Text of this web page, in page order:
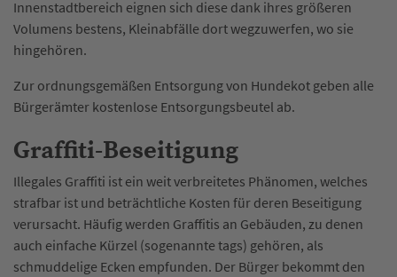
Innenstadtbereich eignen sich diese dank ihres größeren
Volumens bestens, Kleinabfälle dort wegzuwerfen, wo sie
hingehören.
Zur ordnungsgemäßen Entsorgung von Hundekot geben alle
Bürgerämter kostenlose Entsorgungsbeutel ab.
Graffiti-Beseitigung
Illegales Graffiti ist ein weit verbreitetes Phänomen, welches
strafbar ist und beträchtliche Kosten für deren Beseitigung
verursacht. Häufig werden Graffitis an Gebäuden, zu denen
auch einfache Kürzel (sogenannte tags) gehören, als
schmuddelige Ecken empfunden. Der Bürger bekommt den